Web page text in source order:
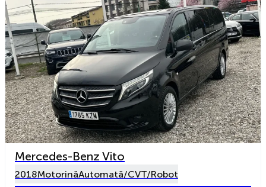
Mercedes-Benz Vito
2018MotorinăAutomată/CVT/Robot